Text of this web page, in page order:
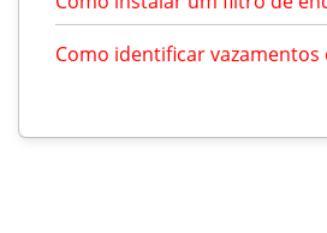
Como identificar